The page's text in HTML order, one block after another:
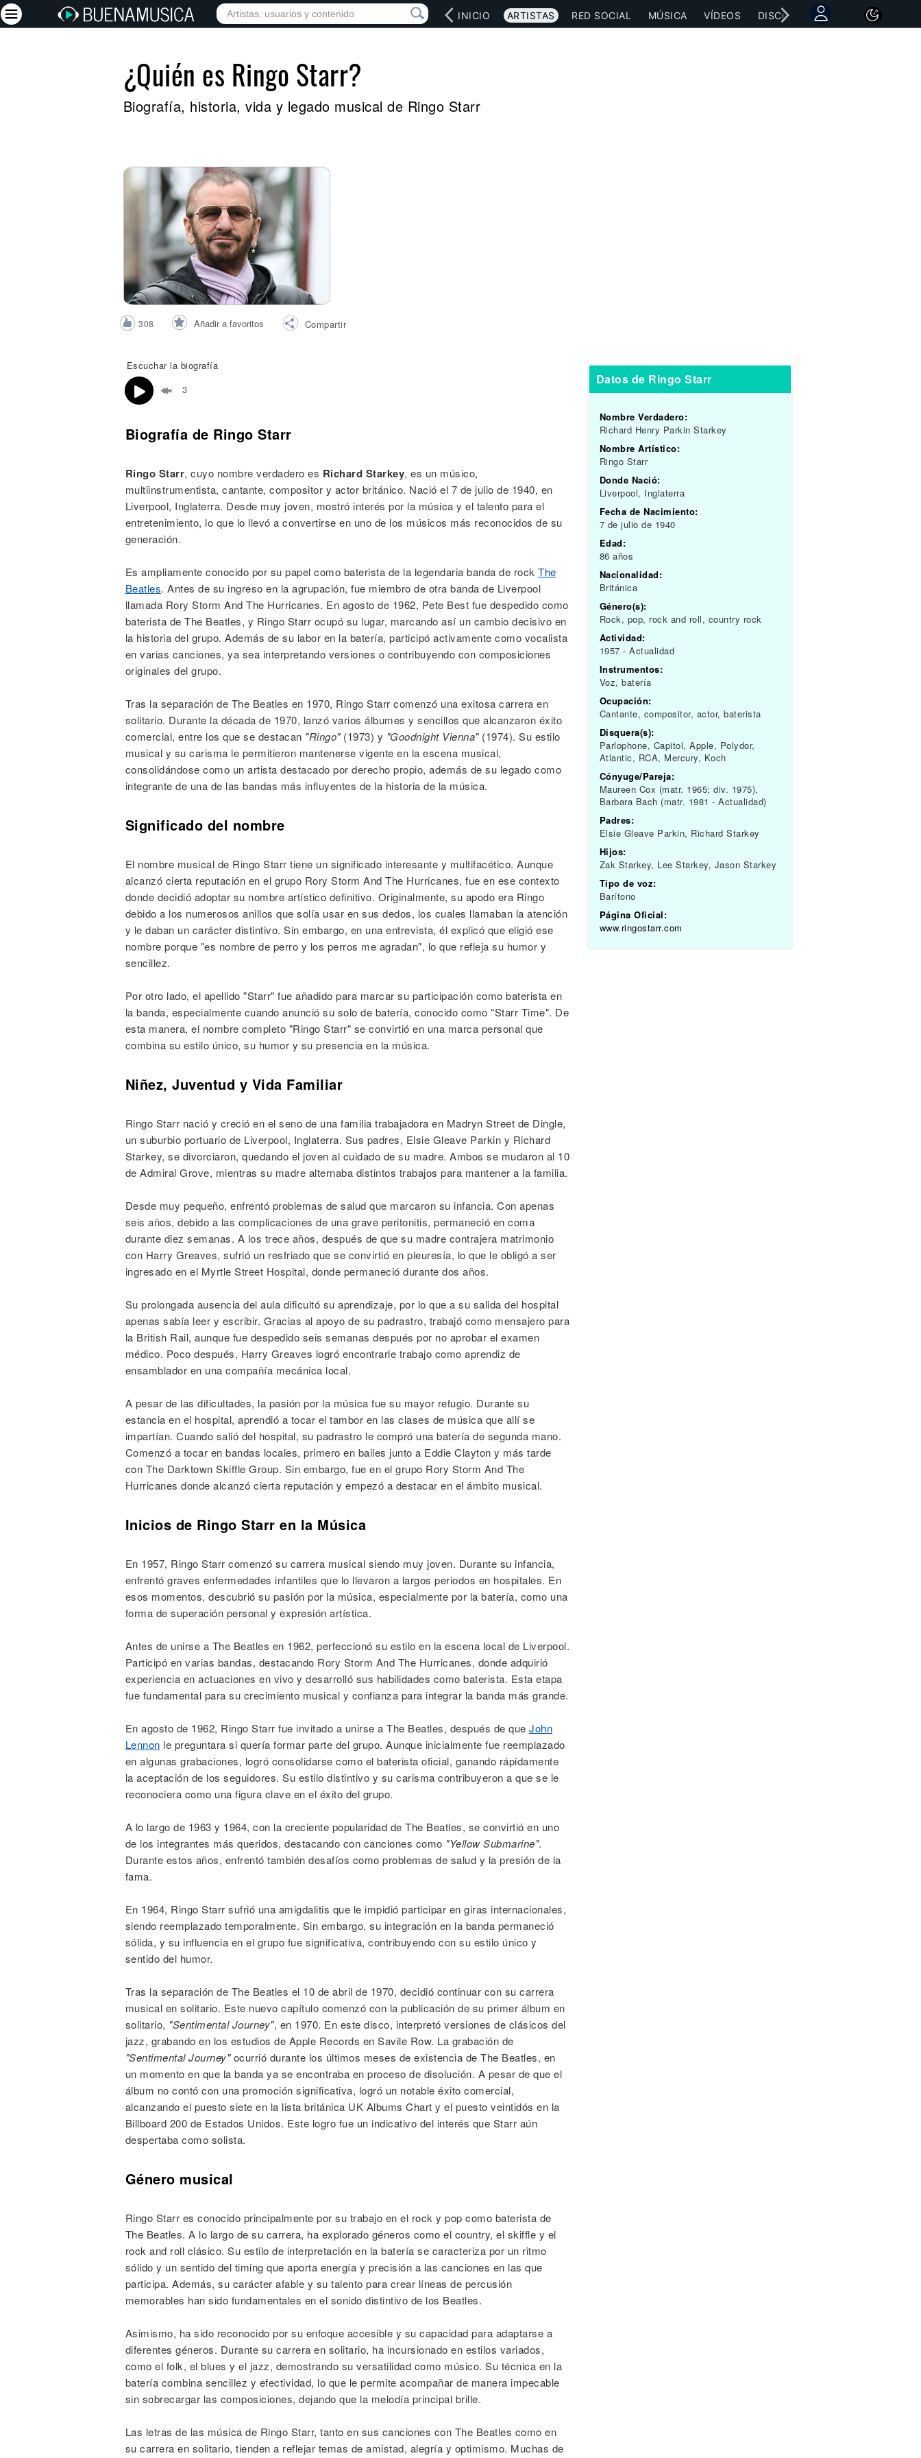
INICIO ARTISTAS RED SOCIAL MÚSICA VÍDEOS DISCOGRAFÍAS CONCIERTOS
¿Quién es Ringo Starr?
Biografía, historia, vida y legado musical de Ringo Starr
308 Añadir a favoritos Compartir
Escuchar la biografía
3
Biografía de Ringo Starr
Ringo Starr, cuyo nombre verdadero es Richard Starkey, es un músico,
multiinstrumentista, cantante, compositor y actor británico. Nació el 7 de julio de 1940, en
Liverpool, Inglaterra. Desde muy joven, mostró interés por la música y el talento para el
entretenimiento, lo que lo llevó a convertirse en uno de los músicos más reconocidos de su
generación.
Es ampliamente conocido por su papel como baterista de la legendaria banda de rock The
Beatles. Antes de su ingreso en la agrupación, fue miembro de otra banda de Liverpool
llamada Rory Storm And The Hurricanes. En agosto de 1962, Pete Best fue despedido como
baterista de The Beatles, y Ringo Starr ocupó su lugar, marcando así un cambio decisivo en
la historia del grupo. Además de su labor en la batería, participó activamente como vocalista
en varias canciones, ya sea interpretando versiones o contribuyendo con composiciones
originales del grupo.
Tras la separación de The Beatles en 1970, Ringo Starr comenzó una exitosa carrera en
solitario. Durante la década de 1970, lanzó varios álbumes y sencillos que alcanzaron éxito
comercial, entre los que se destacan "Ringo"(1973) y "Goodnight Vienna"(1974). Su estilo
musical y su carisma le permitieron mantenerse vigente en la escena musical,
consolidándose como un artista destacado por derecho propio, además de su legado como
integrante de una de las bandas más influyentes de la historia de la música.
Significado del nombre
El nombre musical de Ringo Starr tiene un significado interesante y multifacético. Aunque
alcanzó cierta reputación en el grupo Rory Storm And The Hurricanes, fue en ese contexto
donde decidió adoptar su nombre artístico definitivo. Originalmente, su apodo era Ringo
debido a los numerosos anillos que solía usar en sus dedos, los cuales llamaban la atención
y le daban un carácter distintivo. Sin embargo, en una entrevista, él explicó que eligió ese
nombre porque "es nombre de perro y los perros me agradan", lo que refleja su humor y
sencillez.
Por otro lado, el apellido "Starr" fue añadido para marcar su participación como baterista en
la banda, especialmente cuando anunció su solo de batería, conocido como "Starr Time". De
esta manera, el nombre completo "Ringo Starr" se convirtió en una marca personal que
combina su estilo único, su humor y su presencia en la música.
Niñez, Juventud y Vida Familiar
Ringo Starr nació y creció en el seno de una familia trabajadora en Madryn Street de Dingle,
un suburbio portuario de Liverpool, Inglaterra. Sus padres, Elsie Gleave Parkin y Richard
Starkey, se divorciaron, quedando el joven al cuidado de su madre. Ambos se mudaron al 10
de Admiral Grove, mientras su madre alternaba distintos trabajos para mantener a la familia.
Desde muy pequeño, enfrentó problemas de salud que marcaron su infancia. Con apenas
seis años, debido a las complicaciones de una grave peritonitis, permaneció en coma
durante diez semanas. A los trece años, después de que su madre contrajera matrimonio
con Harry Greaves, sufrió un resfriado que se convirtió en pleuresía, lo que le obligó a ser
ingresado en el Myrtle Street Hospital, donde permaneció durante dos años.
Su prolongada ausencia del aula dificultó su aprendizaje, por lo que a su salida del hospital
apenas sabía leer y escribir. Gracias al apoyo de su padrastro, trabajó como mensajero para
la British Rail, aunque fue despedido seis semanas después por no aprobar el examen
médico. Poco después, Harry Greaves logró encontrarle trabajo como aprendiz de
ensamblador en una compañía mecánica local.
A pesar de las dificultades, la pasión por la música fue su mayor refugio. Durante su
estancia en el hospital, aprendió a tocar el tambor en las clases de música que allí se
impartían. Cuando salió del hospital, su padrastro le compró una batería de segunda mano.
Comenzó a tocar en bandas locales, primero en bailes junto a Eddie Clayton y más tarde
con The Darktown Skiffle Group. Sin embargo, fue en el grupo Rory Storm And The
Hurricanes donde alcanzó cierta reputación y empezó a destacar en el ámbito musical.
Inicios de Ringo Starr en la Música
En 1957, Ringo Starr comenzó su carrera musical siendo muy joven. Durante su infancia,
enfrentó graves enfermedades infantiles que lo llevaron a largos periodos en hospitales. En
esos momentos, descubrió su pasión por la música, especialmente por la batería, como una
forma de superación personal y expresión artística.
Antes de unirse a The Beatles en 1962, perfeccionó su estilo en la escena local de Liverpool.
Participó en varias bandas, destacando Rory Storm And The Hurricanes, donde adquirió
experiencia en actuaciones en vivo y desarrolló sus habilidades como baterista. Esta etapa
fue fundamental para su crecimiento musical y confianza para integrar la banda más grande.
En agosto de 1962, Ringo Starr fue invitado a unirse a The Beatles, después de que John
Lennon le preguntara si quería formar parte del grupo. Aunque inicialmente fue reemplazado
en algunas grabaciones, logró consolidarse como el baterista oficial, ganando rápidamente
la aceptación de los seguidores. Su estilo distintivo y su carisma contribuyeron a que se le
reconociera como una figura clave en el éxito del grupo.
A lo largo de 1963 y 1964, con la creciente popularidad de The Beatles, se convirtió en uno
de los integrantes más queridos, destacando con canciones como "Yellow Submarine".
Durante estos años, enfrentó también desafíos como problemas de salud y la presión de la
fama.
En 1964, Ringo Starr sufrió una amigdalitis que le impidió participar en giras internacionales,
siendo reemplazado temporalmente. Sin embargo, su integración en la banda permaneció
sólida, y su influencia en el grupo fue significativa, contribuyendo con su estilo único y
sentido del humor.
Tras la separación de The Beatles el 10 de abril de 1970, decidió continuar con su carrera
musical en solitario. Este nuevo capítulo comenzó con la publicación de su primer álbum en
solitario, "Sentimental Journey", en 1970. En este disco, interpretó versiones de clásicos del
jazz, grabando en los estudios de Apple Records en Savile Row. La grabación de
"Sentimental Journey"ocurrió durante los últimos meses de existencia de The Beatles, en
un momento en que la banda ya se encontraba en proceso de disolución. A pesar de que el
álbum no contó con una promoción significativa, logró un notable éxito comercial,
alcanzando el puesto siete en la lista británica UK Albums Chart y el puesto veintidós en la
Billboard 200 de Estados Unidos. Este logro fue un indicativo del interés que Starr aún
despertaba como solista.
Género musical
Ringo Starr es conocido principalmente por su trabajo en el rock y pop como baterista de
The Beatles. A lo largo de su carrera, ha explorado géneros como el country, el skiffle y el
rock and roll clásico. Su estilo de interpretación en la batería se caracteriza por un ritmo
sólido y un sentido del timing que aporta energía y precisión a las canciones en las que
participa. Además, su carácter afable y su talento para crear líneas de percusión
memorables han sido fundamentales en el sonido distintivo de los Beatles.
Asimismo, ha sido reconocido por su enfoque accesible y su capacidad para adaptarse a
diferentes géneros. Durante su carrera en solitario, ha incursionado en estilos variados,
como el folk, el blues y el jazz, demostrando su versatilidad como músico. Su técnica en la
batería combina sencillez y efectividad, lo que le permite acompañar de manera impecable
sin sobrecargar las composiciones, dejando que la melodía principal brille.
Las letras de las música de Ringo Starr, tanto en sus canciones con The Beatles como en
su carrera en solitario, tienden a reflejar temas de amistad, alegría y optimismo. Muchas de
Datos de Ringo Starr
Nombre Verdadero:
Richard Henry Parkin Starkey
Nombre Artístico:
Ringo Starr
Donde Nació:
Liverpool, Inglaterra
Fecha de Nacimiento:
7 de julio de 1940
Edad:
86 años
Nacionalidad:
Británica
Género(s):
Rock, pop, rock and roll, country rock
Actividad:
1957 - Actualidad
Instrumentos:
Voz, batería
Ocupación:
Cantante, compositor, actor, baterista
Disquera(s):
Parlophone, Capitol, Apple, Polydor,
Atlantic, RCA, Mercury, Koch
Cónyuge/Pareja:
Maureen Cox (matr. 1965; div. 1975),
Barbara Bach (matr. 1981 - Actualidad)
Padres:
Elsie Gleave Parkin, Richard Starkey
Hijos:
Zak Starkey, Lee Starkey, Jason Starkey
Tipo de voz:
Barítono
Página Oficial:
www.ringostarr.com